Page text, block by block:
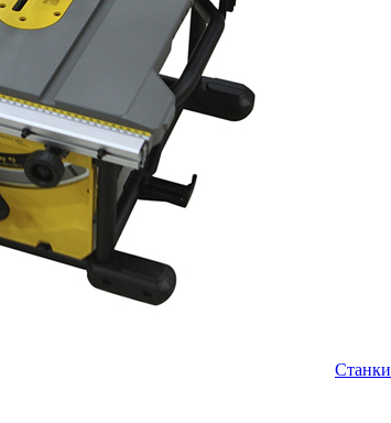
Станки